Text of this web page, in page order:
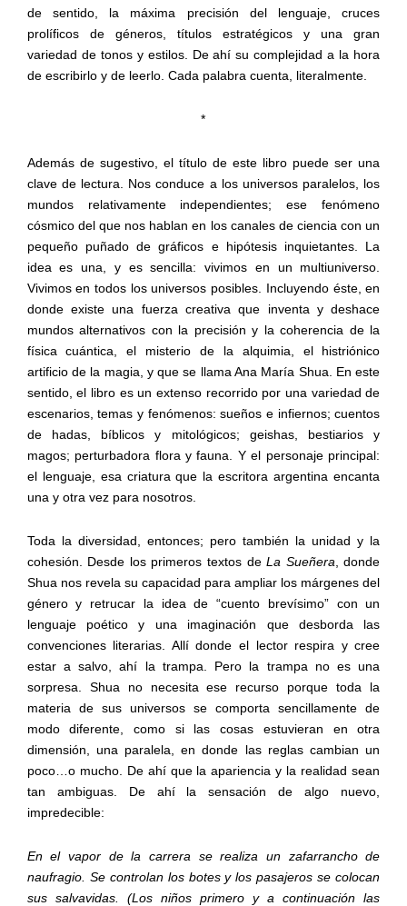
de sentido, la máxima precisión del lenguaje, cruces
prolíficos de géneros, títulos estratégicos y una gran
variedad de tonos y estilos. De ahí su complejidad a la hora
de escribirlo y de leerlo. Cada palabra cuenta, literalmente.
*
Además de sugestivo, el título de este libro puede ser una
clave de lectura. Nos conduce a los universos paralelos, los
mundos relativamente independientes; ese fenómeno
cósmico del que nos hablan en los canales de ciencia con un
pequeño puñado de gráficos e hipótesis inquietantes. La
idea es una, y es sencilla: vivimos en un multiuniverso.
Vivimos en todos los universos posibles. Incluyendo éste, en
donde existe una fuerza creativa que inventa y deshace
mundos alternativos con la precisión y la coherencia de la
física cuántica, el misterio de la alquimia, el histriónico
artificio de la magia, y que se llama Ana María Shua. En este
sentido, el libro es un extenso recorrido por una variedad de
escenarios, temas y fenómenos: sueños e infiernos; cuentos
de hadas, bíblicos y mitológicos; geishas, bestiarios y
magos; perturbadora flora y fauna. Y el personaje principal:
el lenguaje, esa criatura que la escritora argentina encanta
una y otra vez para nosotros.
Toda la diversidad, entonces; pero también la unidad y la
cohesión. Desde los primeros textos deLa Sueñera , donde
Shua nos revela su capacidad para ampliar los márgenes del
género y retrucar la idea de “cuento brevísimo” con un
lenguaje poético y una imaginación que desborda las
convenciones literarias. Allí donde el lector respira y cree
estar a salvo, ahí la trampa. Pero la trampa no es una
sorpresa. Shua no necesita ese recurso porque toda la
materia de sus universos se comporta sencillamente de
modo diferente, como si las cosas estuvieran en otra
dimensión, una paralela, en donde las reglas cambian un
poco…o mucho. De ahí que la apariencia y la realidad sean
tan ambiguas. De ahí la sensación de algo nuevo,
impredecible:
En el vapor de la carrera se realiza un zafarrancho de
naufragio. Se controlan los botes y los pasajeros se colocan
sus salvavidas. (Los niños primero y a continuación las